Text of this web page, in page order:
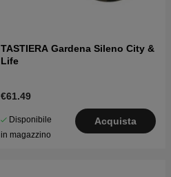
TASTIERA Gardena Sileno City &
Life
€61.49
Disponibile
in magazzino
Acquista